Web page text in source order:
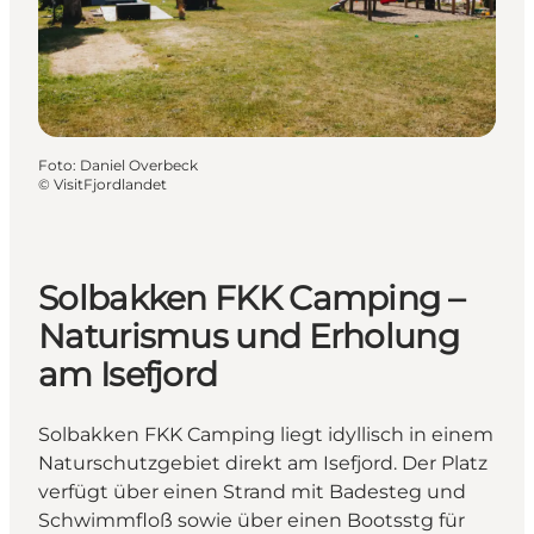
Foto: Daniel Overbeck
© VisitFjordlandet
Solbakken FKK Camping –
Naturismus und Erholung
am Isefjord
Solbakken FKK Camping liegt idyllisch in einem
Naturschutzgebiet direkt am Isefjord. Der Platz
verfügt über einen Strand mit Badesteg und
Schwimmfloß sowie über einen Bootsstg für